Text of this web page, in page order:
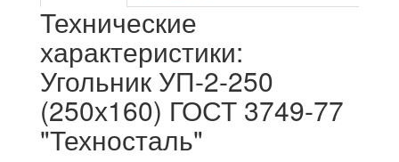
Технические
характеристики:
Угольник УП-2-250
(250х160) ГОСТ 3749-77
"Техносталь"